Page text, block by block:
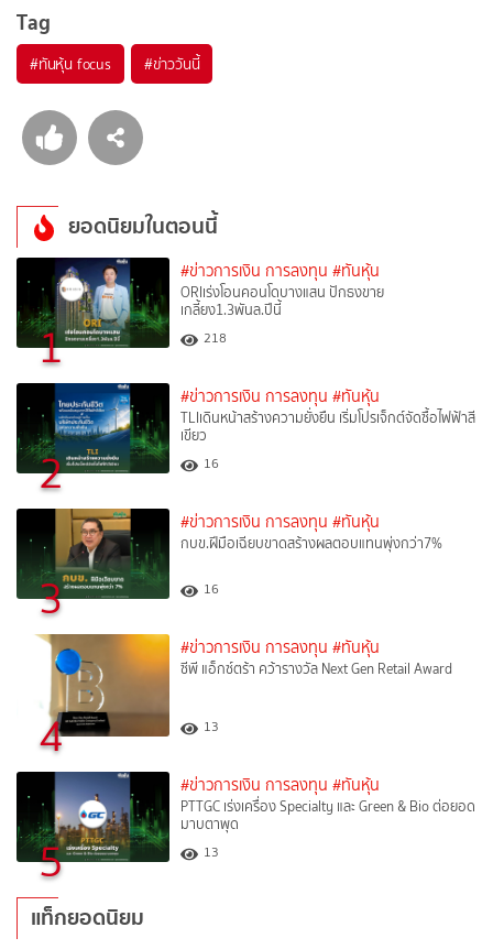
Tag
#ทันหุ้น focus #ข่าววันนี้
ยอดนิยมในตอนนี้
1
#ข่าวการเงิน การลงทุน #ทันหุ้น
ORIเร่งโอนคอนโดบางแสน ปักธงขาย
เกลี้ยง1.3พันล.ปีนี้
218
2
#ข่าวการเงิน การลงทุน #ทันหุ้น
TLIเดินหน้าสร้างความยั่งยืน เริ่มโปรเจ็กต์จัดซื้อไฟฟ้าสี
เขียว
16
3
#ข่าวการเงิน การลงทุน #ทันหุ้น
กบข.ฝีมือเฉียบขาดสร้างผลตอบแทนพุ่งกว่า7%
16
4
#ข่าวการเงิน การลงทุน #ทันหุ้น
ซีพี แอ็กซ์ตร้า คว้ารางวัล Next Gen Retail Award
13
5
#ข่าวการเงิน การลงทุน #ทันหุ้น
PTTGC เร่งเครื่อง Specialty และ Green & Bio ต่อยอด
มาบตาพุด
13
แท็กยอดนิยม